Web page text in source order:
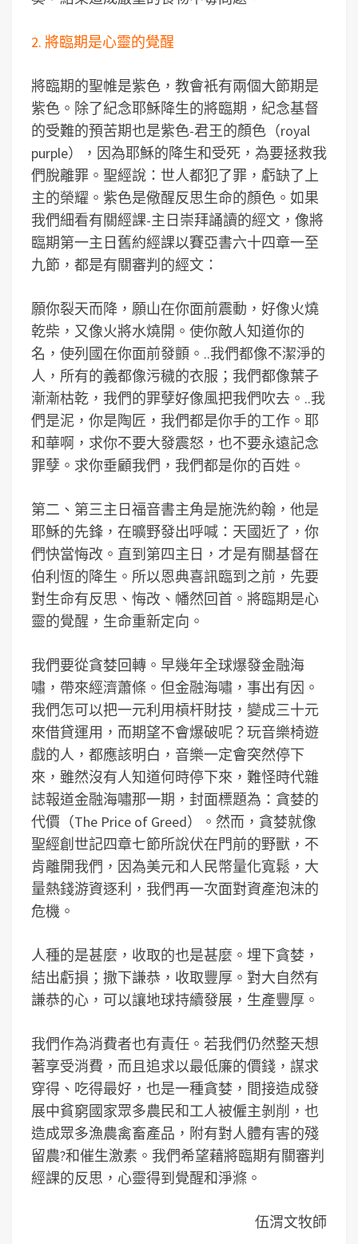
2. 將臨期是心靈的覺醒
將臨期的聖帷是紫色，教會衹有兩個大節期是
紫色。除了紀念耶穌降生的將臨期，紀念基督
的受難的預苦期也是紫色-君王的顏色（royal
purple），因為耶穌的降生和受死，為要拯救我
們脫離罪。聖經說：世人都犯了罪，虧缺了上
主的榮耀。紫色是儆醒反思生命的顏色。如果
我們細看有關經課-主日崇拜誦讀的經文，像將
臨期第一主日舊約經課以賽亞書六十四章一至
九節，都是有關審判的經文：
願你裂天而降，願山在你面前震動，好像火燒
乾柴，又像火將水燒開。使你敵人知道你的
名，使列國在你面前發顫。..我們都像不潔淨的
人，所有的義都像污穢的衣服；我們都像葉子
漸漸枯乾，我們的罪孽好像風把我們吹去。..我
們是泥，你是陶匠，我們都是你手的工作。耶
和華啊，求你不要大發震怒，也不要永遠記念
罪孽。求你垂顧我們，我們都是你的百姓。
第二、第三主日福音書主角是施洗約翰，他是
耶穌的先鋒，在曠野發出呼喊：天國近了，你
們快當悔改。直到第四主日，才是有關基督在
伯利恆的降生。所以恩典喜訊臨到之前，先要
對生命有反思、悔改、幡然回首。將臨期是心
靈的覺醒，生命重新定向。
我們要從貪婪回轉。早幾年全球爆發金融海
嘯，帶來經濟蕭條。但金融海嘯，事出有因。
我們怎可以把一元利用槓杆財技，變成三十元
來借貸運用，而期望不會爆破呢？玩音樂椅遊
戲的人，都應該明白，音樂一定會突然停下
來，雖然沒有人知道何時停下來，難怪時代雜
誌報道金融海嘯那一期，封面標題為：貪婪的
代價（The Price of Greed）。然而，貪婪就像
聖經創世記四章七節所說伏在門前的野獸，不
肯離開我們，因為美元和人民幣量化寬鬆，大
量熱錢游資逐利，我們再一次面對資產泡沫的
危機。
人種的是甚麼，收取的也是甚麼。埋下貪婪，
結出虧損；撒下謙恭，收取豐厚。對大自然有
謙恭的心，可以讓地球持續發展，生產豐厚。
我們作為消費者也有責任。若我們仍然整天想
著享受消費，而且追求以最低廉的價錢，謀求
穿得、吃得最好，也是一種貪婪，間接造成發
展中貧窮國家眾多農民和工人被僱主剝削，也
造成眾多漁農禽畜產品，附有對人體有害的殘
留農?和催生激素。我們希望藉將臨期有關審判
經課的反思，心靈得到覺醒和淨滌。
伍渭文牧師